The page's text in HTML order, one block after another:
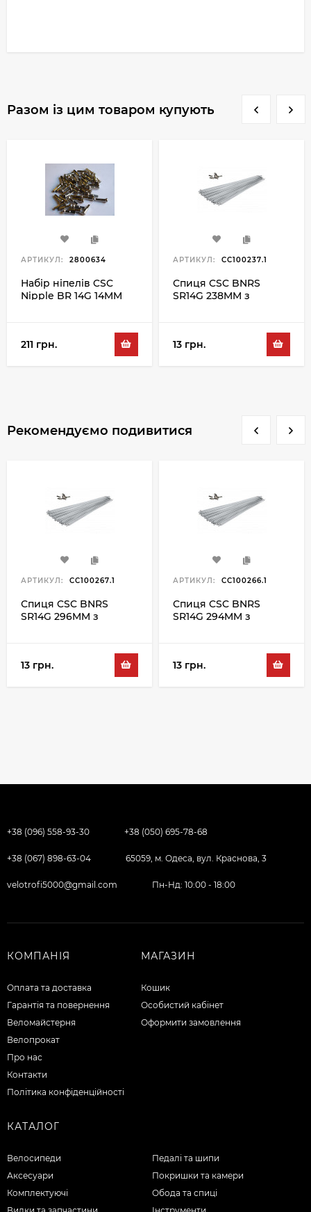
Разом із цим товаром купують
АРТИКУЛ: 2800634
Набір ніпелів CSC
Nipple BR 14G 14MM
211 грн.
АРТИКУЛ: CC100237.1
Спиця CSC BNRS
SR14G 238MM з
13 грн.
Рекомендуємо подивитися
АРТИКУЛ: CC100267.1
Спиця CSC BNRS
SR14G 296MM з
13 грн.
АРТИКУЛ: CC100266.1
Спиця CSC BNRS
SR14G 294MM з
13 грн.
+38 (096) 558-93-30 +38 (050) 695-78-68
+38 (067) 898-63-04 65059, м. Одеса, вул. Краснова, 3
velotrofi5000@gmail.com Пн-Нд: 10:00 - 18:00
КОМПАНІЯ
Оплата та доставка
Гарантія та повернення
Веломайстерня
Велопрокат
Про нас
Контакти
Політика конфіденційності
МАГАЗИН
Кошик
Особистий кабінет
Оформити замовлення
КАТАЛОГ
Велосипеди
Аксесуари
Комплектуючі
Педалі та шипи
Покришки та камери
Обода та спиці